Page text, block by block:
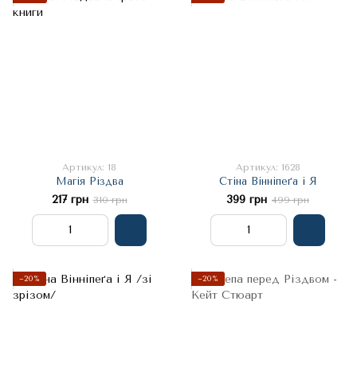
Артикул: 18
Магія Різдва
217 грн 310 грн
Артикул: 1628
Стіна Вінніпеґа і Я
399 грн 499 грн
−20% −20%